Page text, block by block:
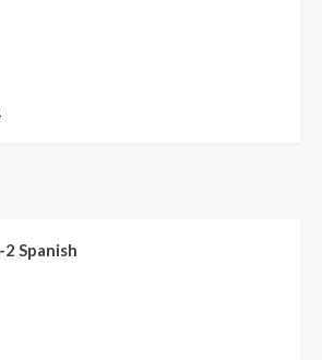
Spanish